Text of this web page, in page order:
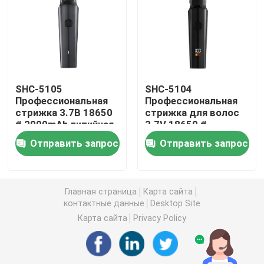
Ножчик для волос
Беспроводная стрижка волос
Водостойкая стрижка волос
Комплект для ухода за волосами
Резалка для волос с низким уровнем шума
Микростриммер для волос
SHC-5105
Профессиональная
стрижка 3.7В 18650
# 2000mAh литийная
батарея
Отправить запрос
SHC-5104
Профессиональная
стрижка для волос
3.7V 18650 #
2000mAh литийная
батарея
Отправить запрос
Главная страница
Карта сайта
контактные данные
Desktop Site
Карта сайта
Privacy Policy